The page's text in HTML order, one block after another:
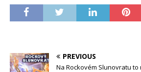
PREVIOUS
Na Rockovém Slunovratu